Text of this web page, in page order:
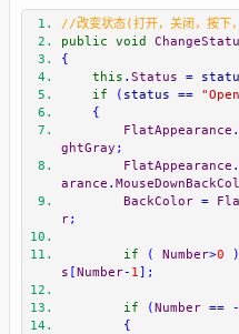
//改变状态(打开，关闭，按下
public
void
{
this . Status =
if
( status ==
{
FlatAppearance .
ghtGray ;
FlatAppearance .
arance .
BackColor =
r;
if ( Number>0 )
s [Number- 1];
if (Number == -
{